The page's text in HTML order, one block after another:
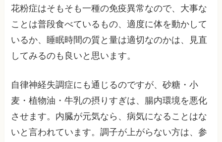
花粉症はそもそも一種の免疫異常なので、大事な
ことは普段食べているもの、適度に体を動かして
いるか、睡眠時間の質と量は適切なのかは、見直
してみるのも良いと思います。
自律神経失調症にも通じるのですが、砂糖・小
麦・植物油・牛乳の摂りすぎは、腸内環境を悪化
させます。内臓が元気なら、病気になることはな
いと言われています。調子が上がらない方は、参